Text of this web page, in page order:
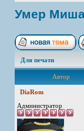
Умер
Для печати
Автор
DiaRom
Администратор